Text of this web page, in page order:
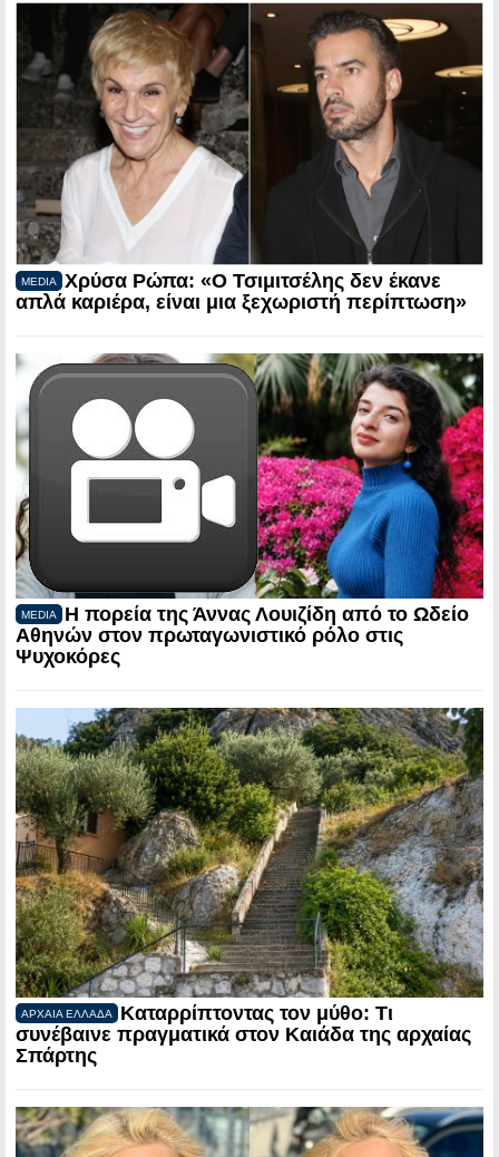
MEDIA
Χρύσα Ρώπα: «Ο Τσιμιτσέλης δεν έκανε
απλά καριέρα, είναι μια ξεχωριστή περίπτωση»
MEDIA
Η πορεία της Άννας Λουιζίδη από το Ωδείο
Αθηνών στον πρωταγωνιστικό ρόλο στις
Ψυχοκόρες
ΑΡΧΑΙΑ ΕΛΛΑΔΑ
Καταρρίπτοντας τον μύθο: Τι
συνέβαινε πραγματικά στον Καιάδα της αρχαίας
Σπάρτης